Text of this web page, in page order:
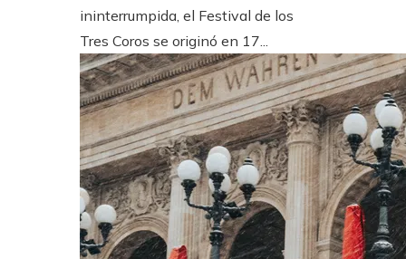
ininterrumpida, el Festival de los
Tres Coros se originó en 17...